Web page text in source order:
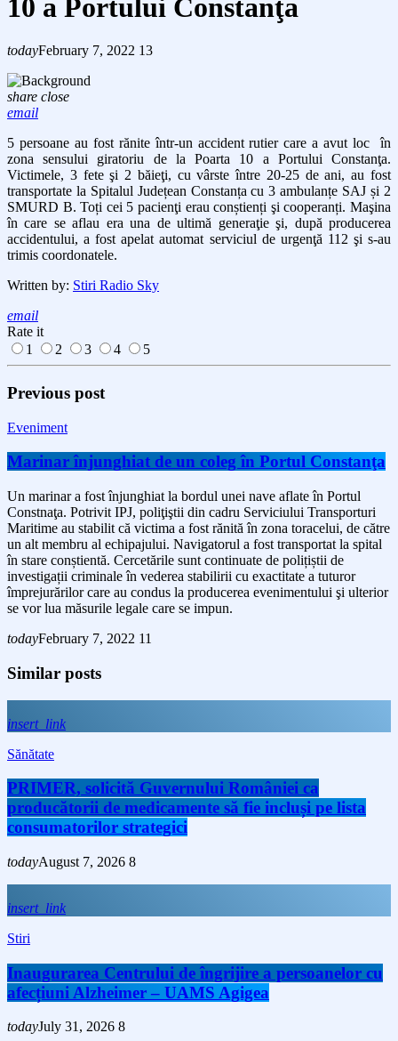
10 a Portului Constanţa
todayFebruary 7, 2022 13
share close
email
5 persoane au fost rănite într-un accident rutier care a avut loc în
zona sensului giratoriu de la Poarta 10 a Portului Constanţa.
Victimele, 3 fete şi 2 băieţi, cu vârste între 20-25 de ani, au fost
transportate la Spitalul Județean Constanța cu 3 ambulanțe SAJ și 2
SMURD B. Toți cei 5 pacienţi erau conștienți şi cooperanți. Maşina
în care se aflau era una de ultimă generaţie şi, după producerea
accidentului, a fost apelat automat serviciul de urgenţă 112 şi s-au
trimis coordonatele.
Written by: Stiri Radio Sky
email
Rate it
1
2 3 4 5
Previous post
Eveniment
Marinar înjunghiat de un coleg în Portul Constanţa
Un marinar a fost înjunghiat la bordul unei nave aflate în Portul
Constnaţa. Potrivit IPJ, poliţiştii din cadru Serviciului Transporturi
Maritime au stabilit că victima a fost rănită în zona toracelui, de către
un alt membru al echipajului. Navigatorul a fost transportat la spital
în stare conștientă. Cercetările sunt continuate de polițiștii de
investigații criminale în vederea stabilirii cu exactitate a tuturor
împrejurărilor care au condus la producerea evenimentului şi ulterior
se vor lua măsurile legale care se impun.
todayFebruary 7, 2022 11
Similar posts
insert_link
Sănătate
PRIMER, solicită Guvernului României ca
producătorii de medicamente să fie incluși pe lista
consumatorilor strategici
todayAugust 7, 2026 8
insert_link
Stiri
Inaugurarea Centrului de îngrijire a persoanelor cu
afecțiuni Alzheimer – UAMS Agigea
todayJuly 31, 2026 8